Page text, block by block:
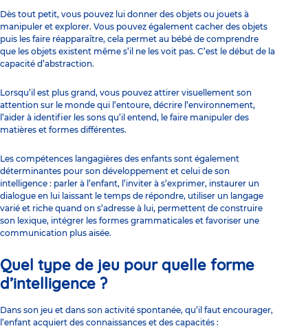
Dès tout petit, vous pouvez lui donner des objets ou jouets à
manipuler et explorer. Vous pouvez également cacher des objets
puis les faire réapparaître, cela permet au bébé de comprendre
que les objets existent même s’il ne les voit pas. C’est le début de la
capacité d’abstraction.
Lorsqu’il est plus grand, vous pouvez attirer visuellement son
attention sur le monde qui l’entoure, décrire l’environnement,
l’aider à identifier les sons qu’il entend, le faire manipuler des
matières et formes différentes.
Les compétences langagières des enfants sont également
déterminantes pour son développement et celui de son
intelligence : parler à l’enfant, l’inviter à s’exprimer, instaurer un
dialogue en lui laissant le temps de répondre, utiliser un langage
varié et riche quand on s’adresse à lui, permettent de construire
son lexique, intégrer les formes grammaticales et favoriser une
communication plus aisée.
Quel type de jeu pour quelle forme
d’intelligence ?
Dans son jeu et dans son activité spontanée, qu’il faut encourager,
l’enfant acquiert des connaissances et des capacités :